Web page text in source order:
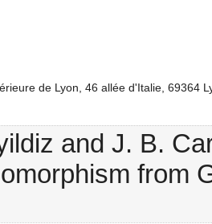
de Lyon, 46 allée d'Italie, 69364
and J. B.
from